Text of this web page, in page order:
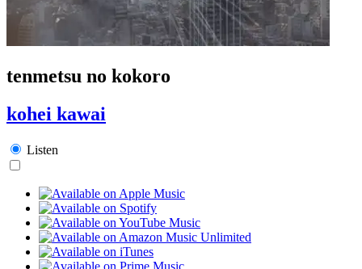
tenmetsu no kokoro
kohei kawai
Listen